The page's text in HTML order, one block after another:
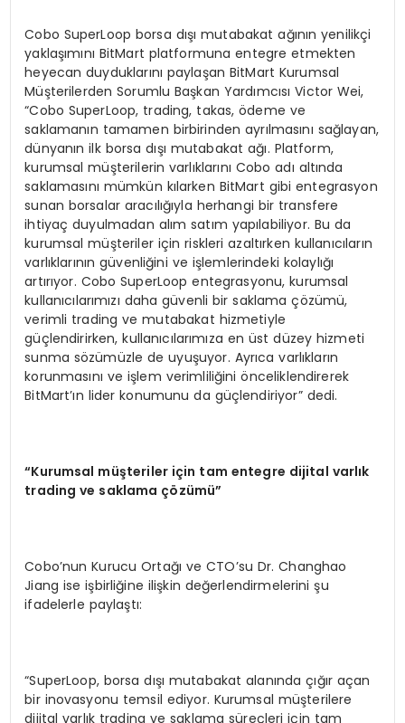
Cobo SuperLoop borsa dışı mutabakat ağının yenilikçi
yaklaşımını BitMart platformuna entegre etmekten
heyecan duyduklarını paylaşan BitMart Kurumsal
Müşterilerden Sorumlu Başkan Yardımcısı Victor Wei,
“Cobo SuperLoop, trading, takas, ödeme ve
saklamanın tamamen birbirinden ayrılmasını sağlayan,
dünyanın ilk borsa dışı mutabakat ağı. Platform,
kurumsal müşterilerin varlıklarını Cobo adı altında
saklamasını mümkün kılarken BitMart gibi entegrasyon
sunan borsalar aracılığıyla herhangi bir transfere
ihtiyaç duyulmadan alım satım yapılabiliyor. Bu da
kurumsal müşteriler için riskleri azaltırken kullanıcıların
varlıklarının güvenliğini ve işlemlerindeki kolaylığı
artırıyor. Cobo SuperLoop entegrasyonu, kurumsal
kullanıcılarımızı daha güvenli bir saklama çözümü,
verimli trading ve mutabakat hizmetiyle
güçlendirirken, kullanıcılarımıza en üst düzey hizmeti
sunma sözümüzle de uyuşuyor. Ayrıca varlıkların
korunmasını ve işlem verimliliğini önceliklendirerek
BitMart’ın lider konumunu da güçlendiriyor” dedi.
“Kurumsal müşteriler için tam entegre dijital varlık
trading ve saklama çözümü”
Cobo’nun Kurucu Ortağı ve CTO’su Dr. Changhao
Jiang ise işbirliğine ilişkin değerlendirmelerini şu
ifadelerle paylaştı:
“SuperLoop, borsa dışı mutabakat alanında çığır açan
bir inovasyonu temsil ediyor. Kurumsal müşterilere
dijital varlık trading ve saklama süreçleri için tam